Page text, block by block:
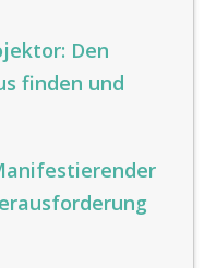
Den
finden und